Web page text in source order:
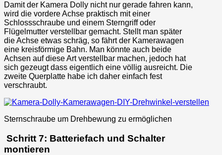
Damit der Kamera Dolly nicht nur gerade fahren kann,
wird die vordere Achse praktisch mit einer
Schlossschraube und einem Sterngriff oder
Flügelmutter verstellbar gemacht. Stellt man später
die Achse etwas schräg, so fährt der Kamerawagen
eine kreisförmige Bahn. Man könnte auch beide
Achsen auf diese Art verstellbar machen, jedoch hat
sich gezeugt dass eigentlich eine völlig ausreicht. Die
zweite Querplatte habe ich daher einfach fest
verschraubt.
Sternschraube um Drehbewung zu ermöglichen
Schritt 7: Batteriefach und Schalter
montieren